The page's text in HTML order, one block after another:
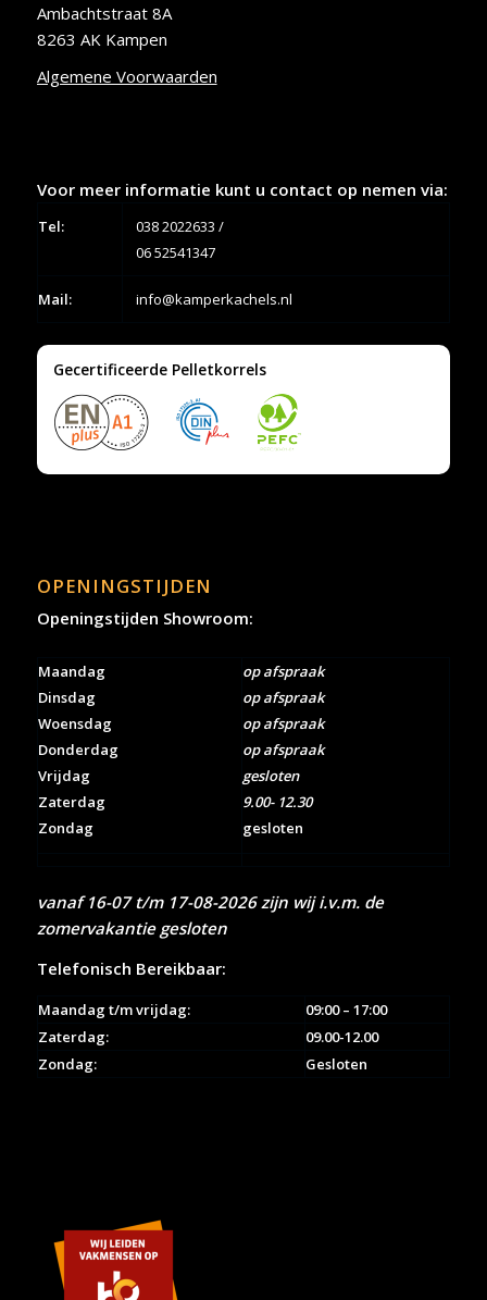
Ambachtstraat 8A
8263 AK Kampen
Algemene Voorwaarden
Voor meer informatie kunt u contact op nemen via:
Tel: 038 2022633 /
06 52541347
Mail: info@kamperkachels.nl
Gecertificeerde Pelletkorrels
OPENINGSTIJDEN
Openingstijden Showroom:
Maandag
Dinsdag
Woensdag
Donderdag
Vrijdag
Zaterdag
Zondag
op afspraak
op afspraak
op afspraak
op afspraak
gesloten
9.00- 12.30
gesloten
vanaf 16-07 t/m 17-08-2026 zijn wij i.v.m. de
zomervakantie gesloten
Telefonisch Bereikbaar:
Maandag t/m vrijdag:
09:00 – 17:00
Zaterdag:
09.00-12.00
Zondag:
Gesloten